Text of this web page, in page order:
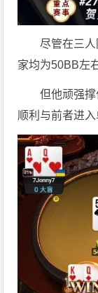
尽管在三
家均为50BB左
但他顽强撑
顺利与前者进入